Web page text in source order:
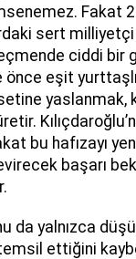
Fakat
sert
ciddi bir
önce eşit
yaslanmak,
bu hafızayı
başarı
da yalnızca
ettiğini